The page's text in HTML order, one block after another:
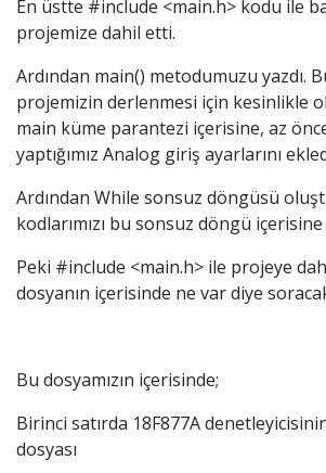
En üstte #include <main.h> kodu ile
projemize dahil etti.
Ardından main() metodumuzu yazdı.
projemizin derlenmesi için kesinlikle
main küme parantezi içerisine, az
yaptığımız Analog giriş ayarlarını
Ardından While sonsuz döngüsü
kodlarımızı bu sonsuz döngü içerisine
Peki #include <main.h> ile projeye
dosyanın içerisinde ne var diye
Bu dosyamızın içerisinde;
Birinci satırda 18F877A
dosyası